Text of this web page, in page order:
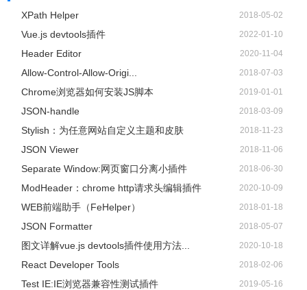
XPath Helper 2018-05-02
Vue.js devtools插件 2022-01-10
Header Editor 2020-11-04
Allow-Control-Allow-Origi... 2018-07-03
Chrome浏览器如何安装JS脚本 2019-01-01
JSON-handle 2018-03-09
Stylish：为任意网站自定义主题和皮肤 2018-11-23
JSON Viewer 2018-11-06
Separate Window:网页窗口分离小插件 2018-06-30
ModHeader：chrome http请求头编辑插件 2020-10-09
WEB前端助手（FeHelper） 2018-01-18
JSON Formatter 2018-05-07
图文详解vue.js devtools插件使用方法... 2020-10-18
React Developer Tools 2018-02-06
Test IE:IE浏览器兼容性测试插件 2019-05-16